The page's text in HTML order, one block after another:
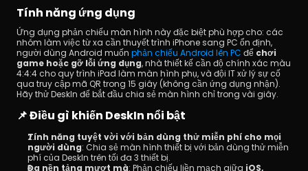
Tính năng ứng dụng
Ứng dụng phản chiếu màn hình này đặc biệt phù hợp cho: các
nhóm làm việc từ xa cần thuyết trình iPhone sang PC ổn định,
người dùng Android muốn phản chiếu Android lên PC để chơi
game hoặc gỡ lỗi ứng dụng, nhà thiết kế cần độ chính xác màu
4:4:4 cho quy trình iPad làm màn hình phụ, và đội IT xử lý sự cố
qua truy cập mã QR trong 15 giây (không cần ứng dụng nhận).
Hãy thử DeskIn để bắt đầu chia sẻ màn hình chỉ trong vài giây.
📌 Điều gì khiến DeskIn nổi bật
Tính năng tuyệt vời với bản dùng thử miễn phí cho mọi
người dùng: Chia sẻ màn hình thiết bị với bản dùng thử miễn
phí của DeskIn trên tối đa 3 thiết bị.
Đa nền tảng mượt mà: Phản chiếu liền mạch giữa iOS,